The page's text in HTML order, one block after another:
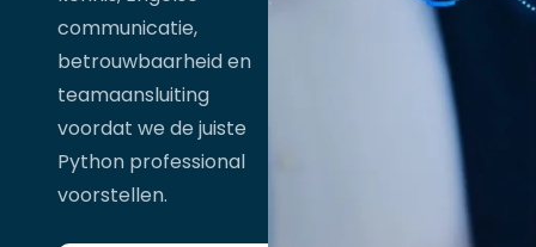
communicatie,
betrouwbaarheid en
teamaansluiting
voordat we de juiste
Python professional
voorstellen.